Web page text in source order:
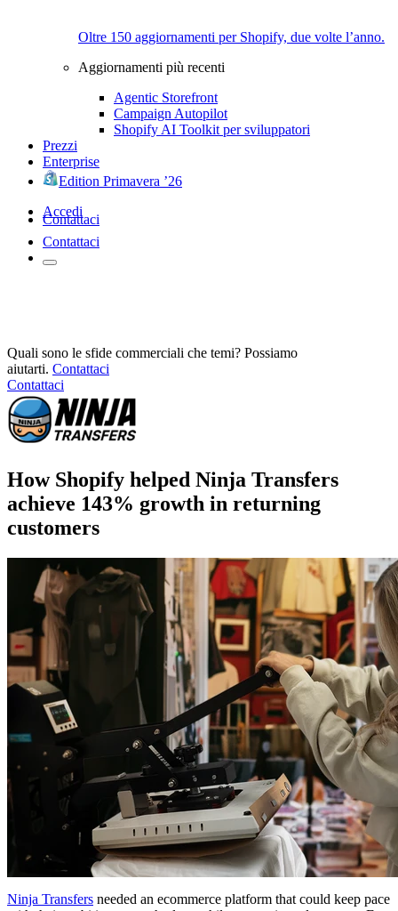
Oltre 150 aggiornamenti per Shopify, due volte l’anno.
Aggiornamenti più recenti
Agentic Storefront
Campaign Autopilot
Shopify AI Toolkit per sviluppatori
Prezzi
Enterprise
Edition Primavera ’26
Accedi
Contattaci
Contattaci
Quali sono le sfide commerciali che temi? Possiamo
aiutarti. Contattaci
Contattaci
How Shopify helped Ninja Transfers
achieve 143% growth in returning
customers
Ninja Transfers needed an ecommerce platform that could keep pace